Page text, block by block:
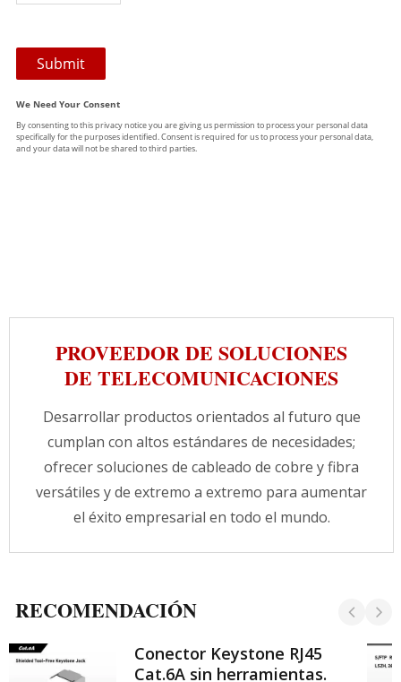
PROVEEDOR DE SOLUCIONES
DE TELECOMUNICACIONES
Desarrollar productos orientados al futuro que
cumplan con altos estándares de necesidades;
ofrecer soluciones de cableado de cobre y fibra
versátiles y de extremo a extremo para aumentar
el éxito empresarial en todo el mundo.
RECOMENDACIÓN
Conector Keystone RJ45
Cat.6A sin herramientas.